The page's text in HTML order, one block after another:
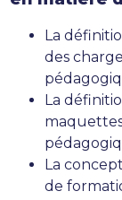
La
des
La
La
de